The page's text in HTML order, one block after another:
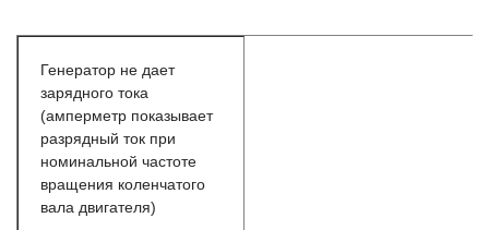
Генератор не дает
зарядного тока
(амперметр показывает
разрядный ток при
номинальной частоте
вращения коленчатого
вала двигателя)